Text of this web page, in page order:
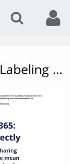
M365 Video Hack 11: File Labeling in Microsoft 365: How to Work Safely and Correctly